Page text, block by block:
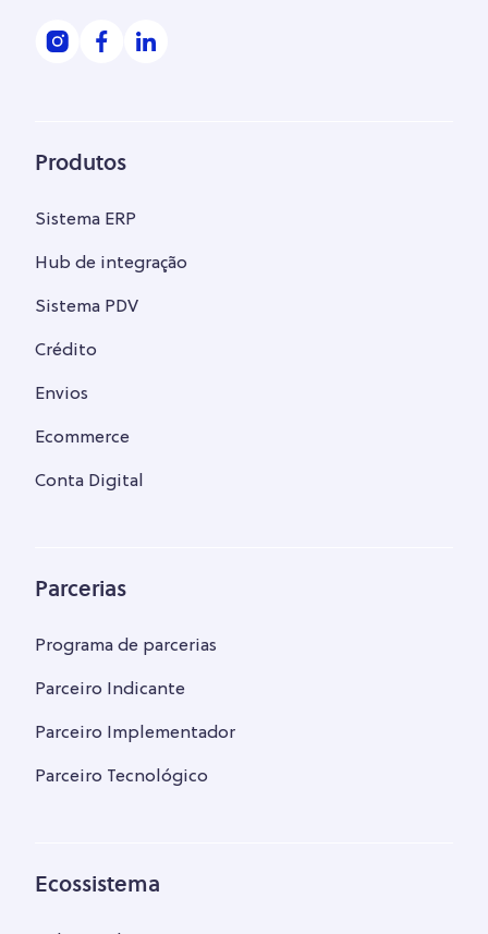
Produtos
Sistema ERP
Hub de integração
Sistema PDV
Crédito
Envios
Ecommerce
Conta Digital
Parcerias
Programa de parcerias
Parceiro Indicante
Parceiro Implementador
Parceiro Tecnológico
Ecossistema